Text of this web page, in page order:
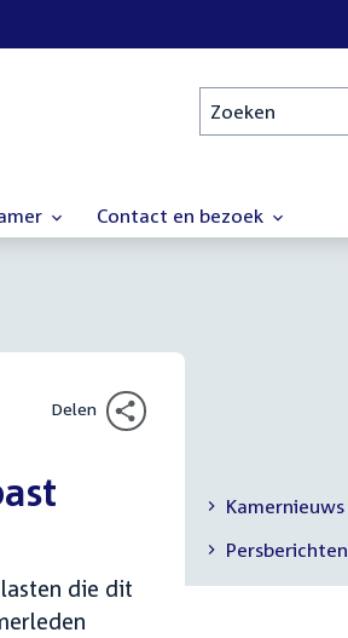
Zoeken
Contact en bezoek
Delen
die dit
Secundaire
navigatie
Kamernieuws
Persberichten